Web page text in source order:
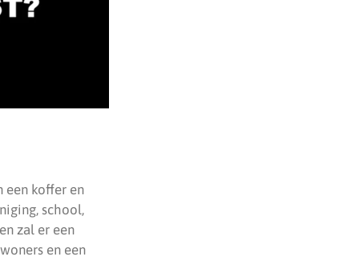
een koffer en
school,
zal er een
en een